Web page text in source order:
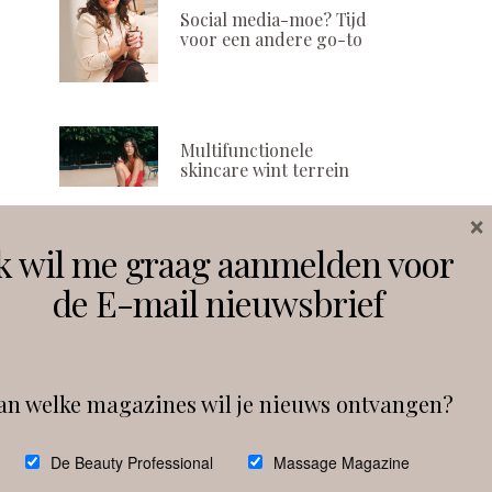
Social media-moe? Tijd
voor een andere go-to
Multifunctionele
skincare wint terrein
Volg ons
Follow on Instagram
wil me graag aanmelden voor
de E-mail nieuwsbrief
welke magazines wil je nieuws ontvangen?
De Beauty Professional Massage Magazine
×